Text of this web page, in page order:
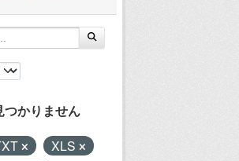
つかりません
XLS